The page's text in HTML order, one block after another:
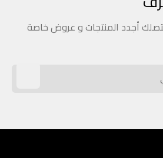
لتصلك أجدد المنتجات و عروض خاصة